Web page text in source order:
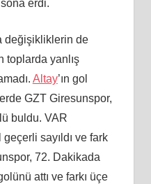
sona erdi.
değişikliklerin de
toplarda yanlış
Altay’ın gol
GZT Giresunspor,
buldu. VAR
sayıldı ve fark
72. Dakikada
attı ve farkı üçe